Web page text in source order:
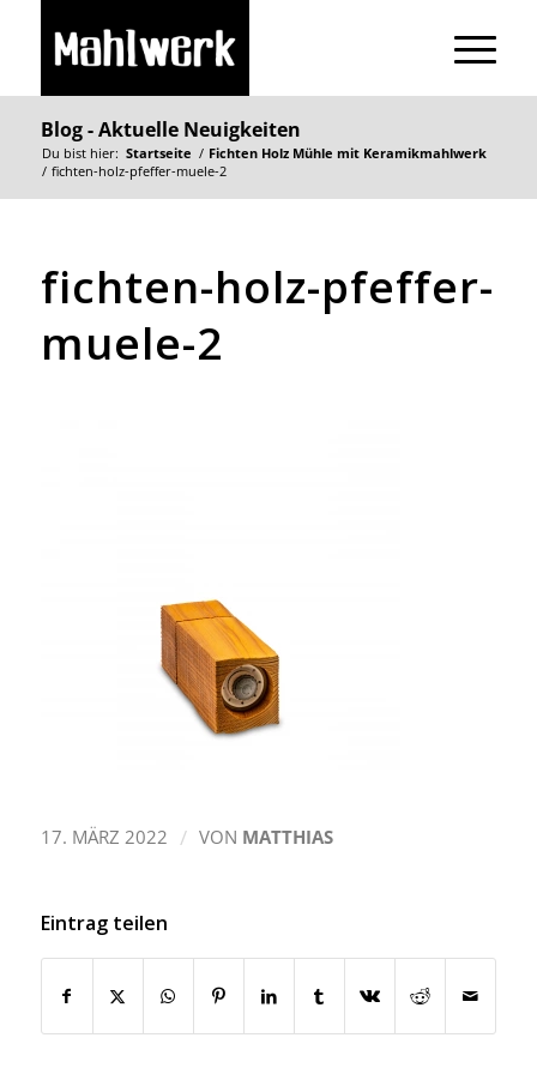
Blog - Aktuelle Neuigkeiten
Du bist hier: Startseite / Fichten Holz Mühle mit Keramikmahlwerk
/ fichten-holz-pfeffer-muele-2
fichten-holz-pfeffer-
muele-2
17. MÄRZ 2022 / VON MATTHIAS
Eintrag teilen